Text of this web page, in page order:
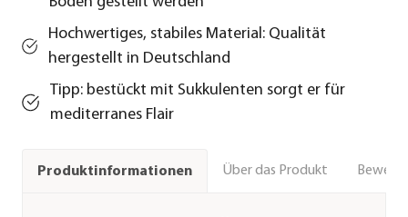
Hochwertiges, stabiles Material: Qualität
hergestellt in Deutschland
Tipp: bestückt mit Sukkulenten sorgt er für
mediterranes Flair
Produktinformationen Über das Produkt